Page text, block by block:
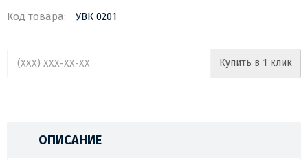
Код товара: УВК 0201
Купить в 1 клик
ОПИСАНИЕ